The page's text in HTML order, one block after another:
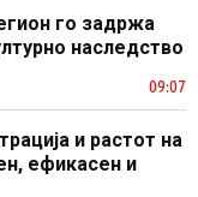
го задржа
наследство
09:07
и растот на
ефикасен и